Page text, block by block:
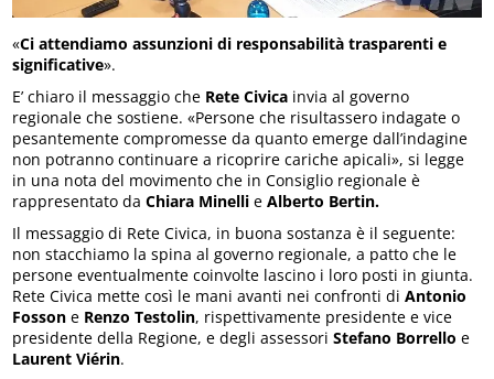
«Ci attendiamo assunzioni di responsabilità trasparenti e
significative».
E’ chiaro il messaggio che Rete Civica invia al governo
regionale che sostiene. «Persone che risultassero indagate o
pesantemente compromesse da quanto emerge dall’indagine
non potranno continuare a ricoprire cariche apicali», si legge
in una nota del movimento che in Consiglio regionale è
rappresentato daChiara Minelli eAlberto Bertin.
Il messaggio di Rete Civica, in buona sostanza è il seguente:
non stacchiamo la spina al governo regionale, a patto che le
persone eventualmente coinvolte lascino i loro posti in giunta.
Rete Civica mette così le mani avanti nei confronti di Antonio
Fosson e Renzo Testolin, rispettivamente presidente e vice
presidente della Regione, e degli assessoriStefano Borrello e
Laurent Viérin.